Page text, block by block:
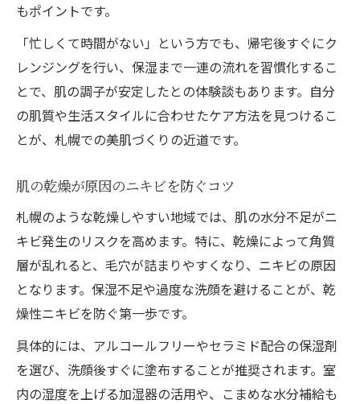
もポイントです。
「忙しくて時間がない」という方でも、帰宅後すぐにク
レンジングを行い、保湿まで一連の流れを習慣化するこ
とで、肌の調子が安定したとの体験談もあります。自分
の肌質や生活スタイルに合わせたケア方法を見つけるこ
とが、札幌での美肌づくりの近道です。
肌の乾燥が原因のニキビを防ぐコツ
札幌のような乾燥しやすい地域では、肌の水分不足がニ
キビ発生のリスクを高めます。特に、乾燥によって角質
層が乱れると、毛穴が詰まりやすくなり、ニキビの原因
となります。保湿不足や過度な洗顔を避けることが、乾
燥性ニキビを防ぐ第一歩です。
具体的には、アルコールフリーやセラミド配合の保湿剤
を選び、洗顔後すぐに塗布することが推奨されます。室
内の湿度を上げる加湿器の活用や、こまめな水分補給も